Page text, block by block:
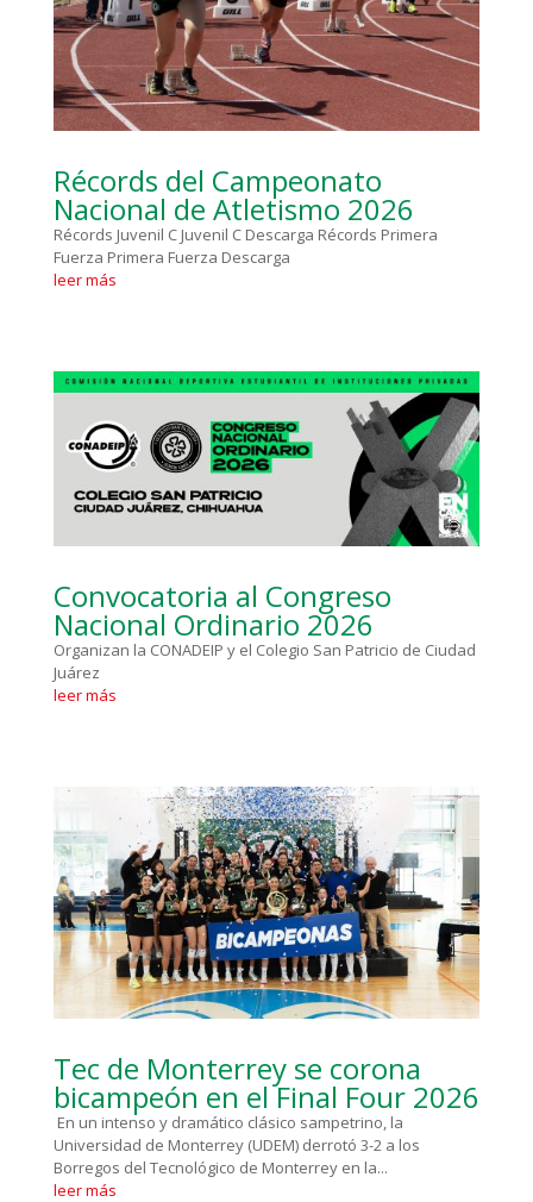
Récords del Campeonato
Nacional de Atletismo 2026
Récords Juvenil C Juvenil C Descarga Récords Primera
Fuerza Primera Fuerza Descarga
leer más
Convocatoria al Congreso
Nacional Ordinario 2026
Organizan la CONADEIP y el Colegio San Patricio de Ciudad
Juárez
leer más
Tec de Monterrey se corona
bicampeón en el Final Four 2026
En un intenso y dramático clásico sampetrino, la
Universidad de Monterrey (UDEM) derrotó 3-2 a los
Borregos del Tecnológico de Monterrey en la...
leer más